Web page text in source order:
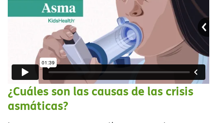
¿Cuáles son las causas de las crisis
asmáticas?